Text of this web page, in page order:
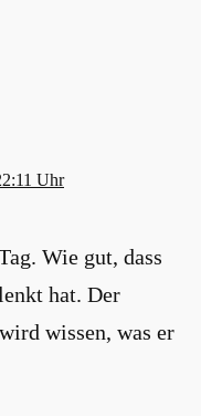
Uhr
Wie gut, dass
hat. Der
wissen, was er